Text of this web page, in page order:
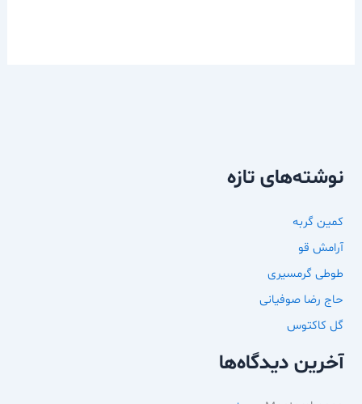
نوشته‌های تازه
کمین گربه
آرامش قو
طوطی گرمسیری
حاج رضا صوفیانی
گل کاکتوس
آخرین دیدگاه‌ها